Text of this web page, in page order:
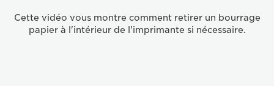
Cette vidéo vous montre comment retirer un bourrage
papier à l'intérieur de l'imprimante si nécessaire.